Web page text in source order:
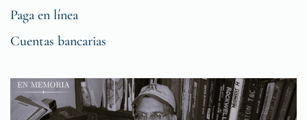
Paga en línea
Cuentas bancarias